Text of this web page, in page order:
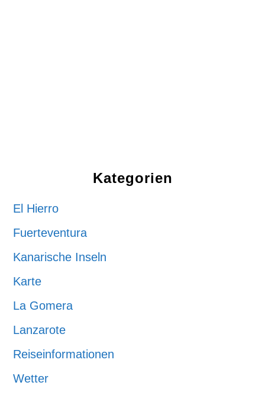
Kategorien
El Hierro
Fuerteventura
Kanarische Inseln
Karte
La Gomera
Lanzarote
Reiseinformationen
Wetter